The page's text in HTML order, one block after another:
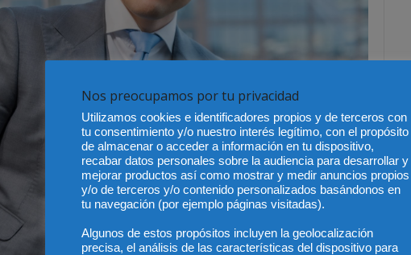
Nos preocupamos por tu privacidad
Utilizamos cookies e identificadores propios y de terceros con
tu consentimiento y/o nuestro interés legítimo, con el propósito
de almacenar o acceder a información en tu dispositivo,
recabar datos personales sobre la audiencia para desarrollar y
mejorar productos así como mostrar y medir anuncios propios
y/o de terceros y/o contenido personalizados basándonos en
tu navegación (por ejemplo páginas visitadas).
Algunos de estos propósitos incluyen la geolocalización
precisa, el análisis de las características del dispositivo para